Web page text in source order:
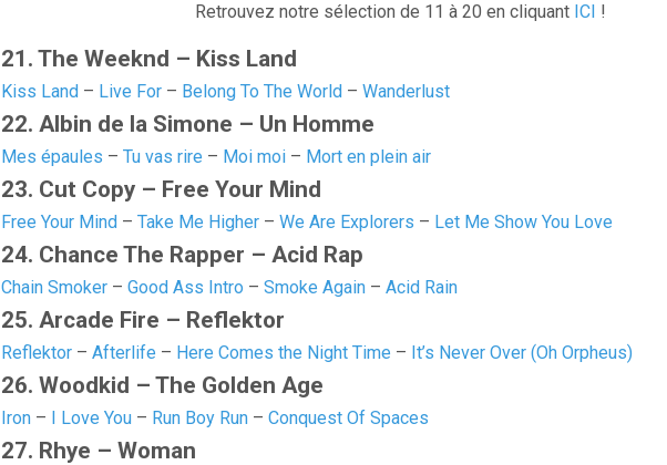
Retrouvez notre sélection de 11 à 20 en cliquant ICI !
21. The Weeknd – Kiss Land
Kiss Land – Live For – Belong To The World – Wanderlust
22. Albin de la Simone – Un Homme
Mes épaules – Tu vas rire – Moi moi – Mort en plein air
23. Cut Copy – Free Your Mind
Free Your Mind – Take Me Higher – We Are Explorers – Let Me Show You Love
24. Chance The Rapper – Acid Rap
Chain Smoker – Good Ass Intro – Smoke Again – Acid Rain
25. Arcade Fire – Reflektor
Reflektor – Afterlife – Here Comes the Night Time – It’s Never Over (Oh Orpheus)
26. Woodkid – The Golden Age
Iron – I Love You – Run Boy Run – Conquest Of Spaces
27. Rhye – Woman